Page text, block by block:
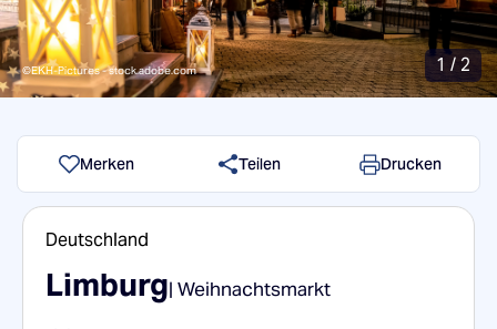
1 / 2
©EKH-Pictures - stock.adobe.com
Merken Teilen Drucken
Deutschland
Limburg| Weihnachtsmarkt